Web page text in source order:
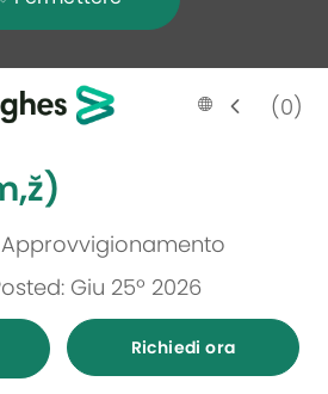
to main content
Language
selected
Italian (0)
Categoria
Approvvigionamento
Giu 25º 2026
Richiedi ora